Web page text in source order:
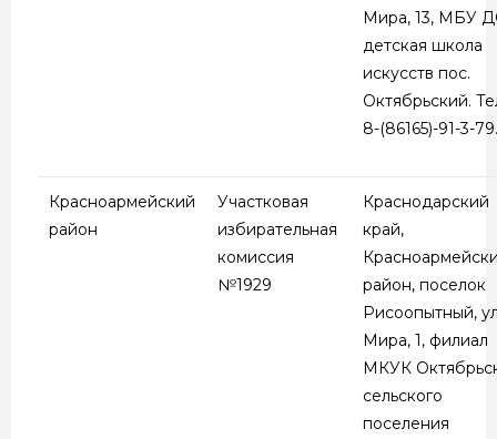
Мира, 13, МБУ
детская школа
искусств пос.
Октябрьский.
8-(86165)-91-3-79.
Красноармейский
район
Участковая
избирательная
комиссия
№1929
Краснодарский
край,
район, поселок
Рисоопытный,
Мира, 1, филиал
МКУК
сельского
поселения